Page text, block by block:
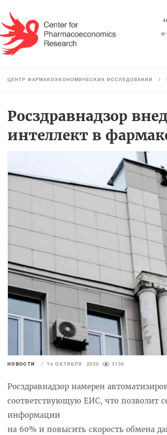
и
ЦЕНТР ФАРМАКОЭКОНОМИЧЕСКИХ ИССЛЕДОВАНИЙ /
Росздравнадзор
интеллект в
НОВОСТИ / 18 ОКТЯБРЯ 2020 3130
Росздравнадзор намерен
соответствующую ЕИС, что позволит
информации
на 60% и повысить скорость обмена